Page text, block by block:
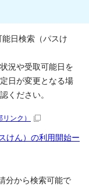
日検索（パスけ
況や受取可能日を
日が変更となる場
ください。
リンク）
けん）の利用開始ー
分から検索可能で